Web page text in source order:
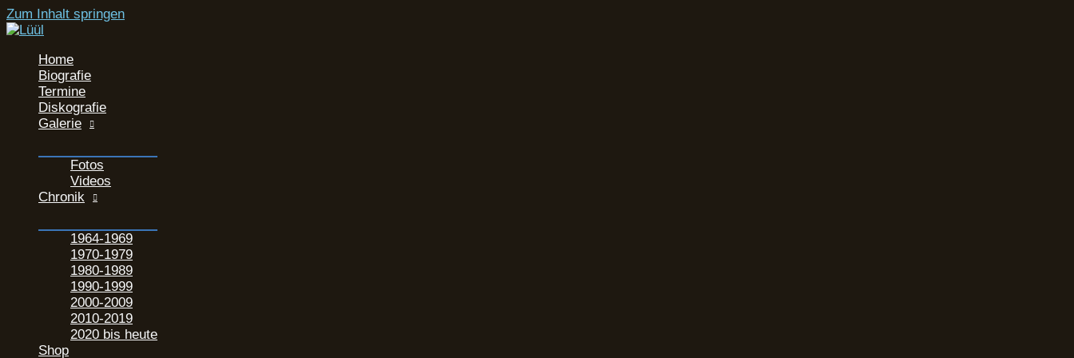
Zum Inhalt springen
Home
Biografie
Termine
Diskografie
Galerie
Fotos
Videos
Chronik
1964-1969
1970-1979
1980-1989
1990-1999
2000-2009
2010-2019
2020 bis heute
Shop